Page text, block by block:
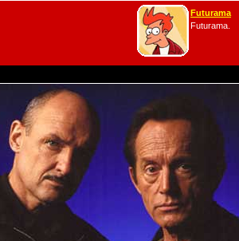
Futurama
Futurama.